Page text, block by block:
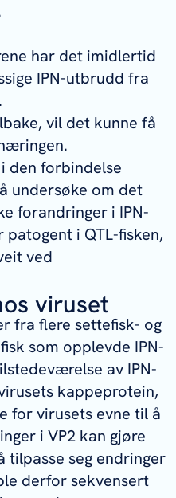
har det imidlertid
IPN-utbrudd fra
vil det kunne få
forbindelse
undersøke om det
forandringer i IPN-
i QTL-fisken,
ved
viruset
fra flere settefisk- og
som opplevde IPN-
av IPN-
kappeprotein,
for virusets evne til å
i VP2 kan gjøre
tilpasse seg endringer
derfor sekvensert